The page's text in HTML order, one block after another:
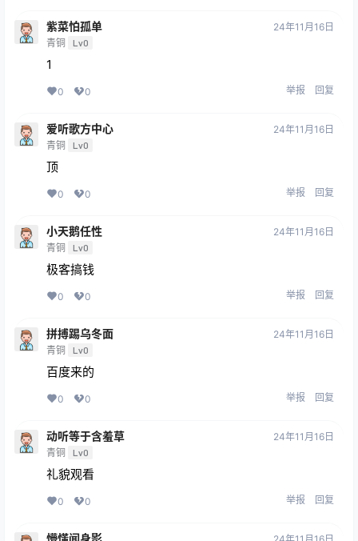
紫菜怕孤单
青铜 Lv0
24年11月16日
1
0 0 举报 回复
爱听歌方中心
青铜 Lv0
24年11月16日
顶
0 0 举报 回复
小天鹅任性
青铜 Lv0
24年11月16日
极客搞钱
0 0 举报 回复
拼搏踢乌冬面
青铜 Lv0
24年11月16日
百度来的
0 0 举报 回复
动听等于含羞草
青铜 Lv0
24年11月16日
礼貌观看
0 0 举报 回复